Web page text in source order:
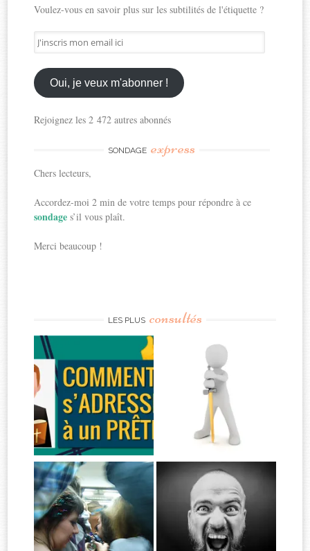
Voulez-vous en savoir plus sur les subtilités de l'étiquette ?
J'inscris
mon
email
ici
Oui, je veux m'abonner !
Rejoignez les 2 472 autres abonnés
SONDAGE express
Chers lecteurs,
Accordez-moi 2 min de votre temps pour répondre à ce
sondages’il vous plaît.
Merci beaucoup !
LES PLUS consultés